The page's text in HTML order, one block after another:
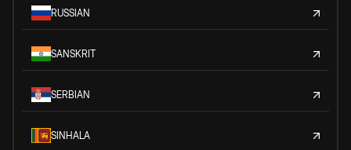
RUSSIAN
SANSKRIT
SERBIAN
SINHALA